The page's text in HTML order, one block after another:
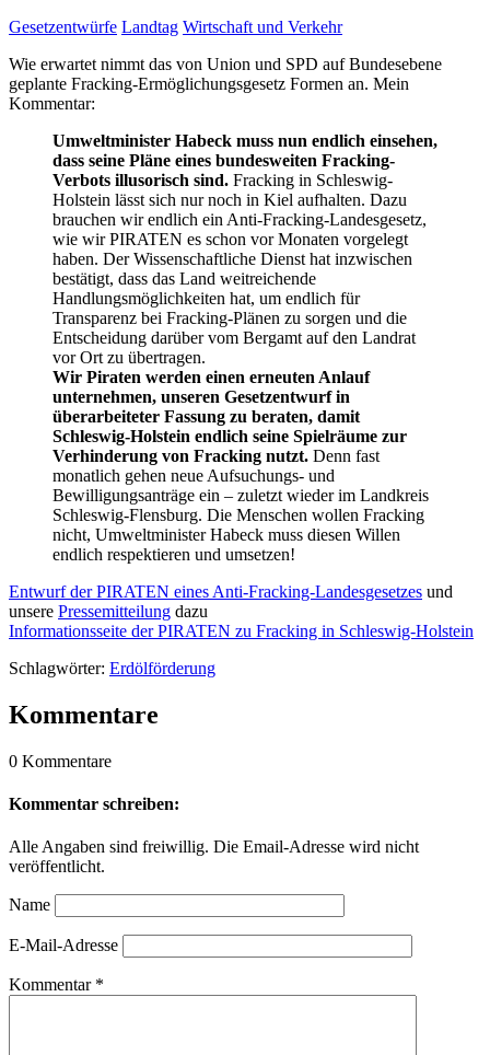
Gesetzentwürfe Landtag Wirtschaft und Verkehr
Wie erwartet nimmt das von Union und SPD auf Bundesebene
geplante Fracking-Ermöglichungsgesetz Formen an. Mein
Kommentar:
Umweltminister Habeck muss nun endlich einsehen,
dass seine Pläne eines bundesweiten Fracking-
Verbots illusorisch sind. Fracking in Schleswig-
Holstein lässt sich nur noch in Kiel aufhalten. Dazu
brauchen wir endlich ein Anti-Fracking-Landesgesetz,
wie wir PIRATEN es schon vor Monaten vorgelegt
haben. Der Wissenschaftliche Dienst hat inzwischen
bestätigt, dass das Land weitreichende
Handlungsmöglichkeiten hat, um endlich für
Transparenz bei Fracking-Plänen zu sorgen und die
Entscheidung darüber vom Bergamt auf den Landrat
vor Ort zu übertragen.
Wir Piraten werden einen erneuten Anlauf
unternehmen, unseren Gesetzentwurf in
überarbeiteter Fassung zu beraten, damit
Schleswig-Holstein endlich seine Spielräume zur
Verhinderung von Fracking nutzt. Denn fast
monatlich gehen neue Aufsuchungs- und
Bewilligungsanträge ein – zuletzt wieder im Landkreis
Schleswig-Flensburg. Die Menschen wollen Fracking
nicht, Umweltminister Habeck muss diesen Willen
endlich respektieren und umsetzen!
Entwurf der PIRATEN eines Anti-Fracking-Landesgesetzes und
unsere Pressemitteilung dazu
Informationsseite der PIRATEN zu Fracking in Schleswig-Holstein
Schlagwörter: Erdölförderung
Kommentare
0 Kommentare
Kommentar schreiben:
Alle Angaben sind freiwillig. Die Email-Adresse wird nicht
veröffentlicht.
Name
E-Mail-Adresse
Kommentar *